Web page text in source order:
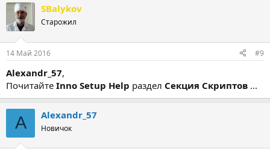
Flags: disablenouninstallwarning;
(для компонента)
Код:
Flags: ignoreversion;
(для файла)
SBalykov
Старожил
14 Май 2016 #9
Alexandr_57,
Почитайте Inno Setup Help раздел Секция Скриптов ...
A Alexandr_57
Новичок